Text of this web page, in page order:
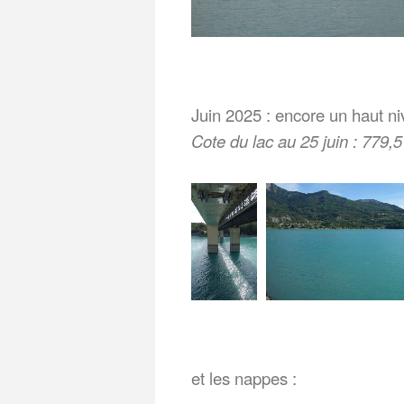
Juin 2025 : encore un haut
Cote du lac au 25 juin :
et les nappes :